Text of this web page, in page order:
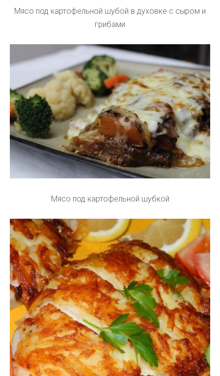
Мясо под картофельной шубой в духовке с сыром и
грибами
Мясо под картофельной шубкой